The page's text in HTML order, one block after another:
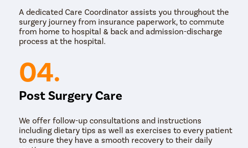
तयारी करण्यास मदत करेल. कानाची शस्त्रक्रिया
एंडोस्कोपिक शस्त्रक्रियेनंतर, कानाच्या मागे एक लहान,
A dedicated Care Coordinator assists you throughout the
surgery journey from insurance paperwork, to commute
from home to hospital & back and admission-discharge
process at the hospital.
04.
Post Surgery Care
We offer follow-up consultations and instructions
including dietary tips as well as exercises to every patient
to ensure they have a smooth recovery to their daily